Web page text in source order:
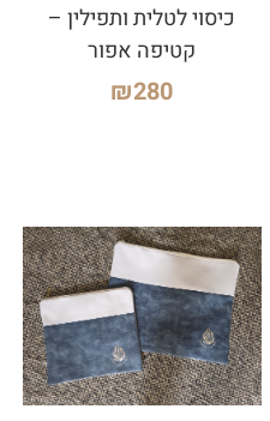
כיסוי לטלית ותפילין –
קטיפה אפור
₪280